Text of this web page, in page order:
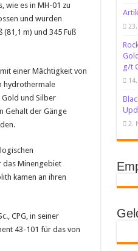
wie es in MH-01 zu
und wurden
m) und 345 Fuß
einer Mächtigkeit von
hydrothermale
und Silber
Gehalt der Gänge
das Minengebiet
kamen an ihren
CPG, in seiner
43-101 für das von
g/t
2.